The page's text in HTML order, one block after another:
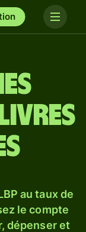
au taux de
le compte
dépenser et